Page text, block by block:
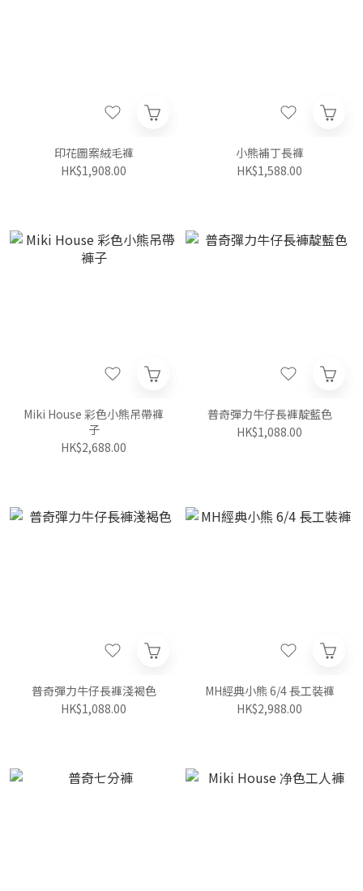
印花圖案絨毛褲
HK$1,908.00
小熊補丁長褲
HK$1,588.00
Miki House 彩色小熊吊帶褲
子
HK$2,688.00
普奇彈力牛仔長褲靛藍色
HK$1,088.00
普奇彈力牛仔長褲淺褐色
HK$1,088.00
MH經典小熊 6/4 長工裝褲
HK$2,988.00